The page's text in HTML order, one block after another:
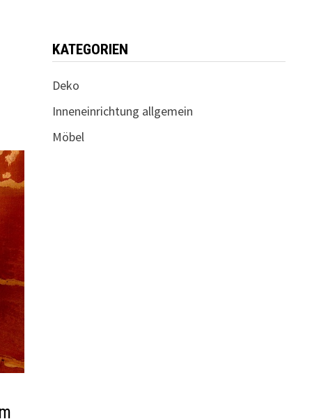
KATEGORIEN
Deko
Inneneinrichtung allgemein
Möbel